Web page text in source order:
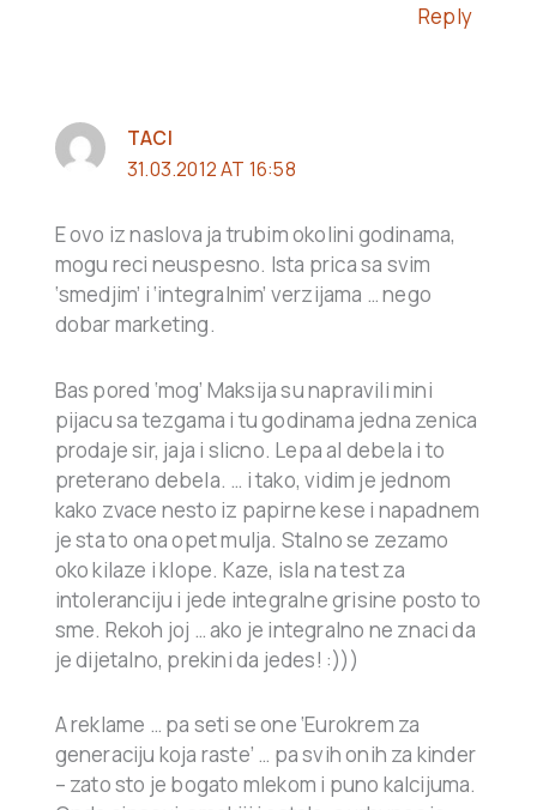
Reply
TACI
31.03.2012 AT 16:58
E ovo iz naslova ja trubim okolini godinama,
mogu reci neuspesno. Ista prica sa svim
‘smedjim’ i ‘integralnim’ verzijama … nego
dobar marketing.
Bas pored ‘mog’ Maksija su napravili mini
pijacu sa tezgama i tu godinama jedna zenica
prodaje sir, jaja i slicno. Lepa al debela i to
preterano debela. … i tako, vidim je jednom
kako zvace nesto iz papirne kese i napadnem
je sta to ona opet mulja. Stalno se zezamo
oko kilaze i klope. Kaze, isla na test za
intoleranciju i jede integralne grisine posto to
sme. Rekoh joj … ako je integralno ne znaci da
je dijetalno, prekini da jedes! :)))
A reklame … pa seti se one ‘Eurokrem za
generaciju koja raste’ … pa svih onih za kinder
– zato sto je bogato mlekom i puno kalcijuma.